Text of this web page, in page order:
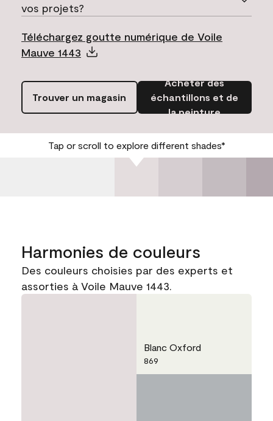
vos projets?
Téléchargez goutte numérique de Voile
Mauve 1443
Trouver un magasin
Acheter des
échantillons et de
la peinture
Tap or scroll to explore different shades*
Harmonies de couleurs
Des couleurs choisies par des experts et
assorties à Voile Mauve 1443.
Blanc Oxford
869